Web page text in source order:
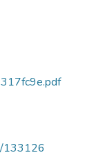
133126